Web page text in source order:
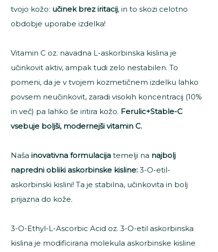
tvojo kožo: učinek brez iritacij, in to skozi celotno
obdobje uporabe izdelka!
Vitamin C oz. navadna L-askorbinska kislina je
učinkovit aktiv, ampak tudi zelo nestabilen. To
pomeni, da je v tvojem kozmetičnem izdelku lahko
povsem neučinkovit, zaradi visokih koncentracij (10%
in več) pa lahko še iritira kožo. Ferulic+Stable-C
vsebuje boljši, modernejši vitamin C.
Našainovativna formulacija temelji na najbolj
napredni obliki askorbinske kisline: 3-O-etil-
askorbinski kislini! Ta je stabilna, učinkovita in bolj
prijazna do kože.
3-O-Ethyl-L-Ascorbic Acid oz. 3-O-etil askorbinska
kislina je modificirana molekula askorbinske kisline